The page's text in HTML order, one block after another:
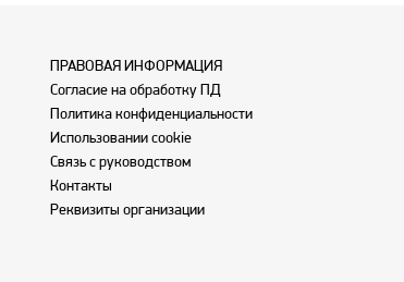
ПРАВОВАЯ ИНФОРМАЦИЯ
Согласие на обработку ПД
Политика конфиденциальности
Использовании cookie
Связь с руководством
Контакты
Реквизиты организации